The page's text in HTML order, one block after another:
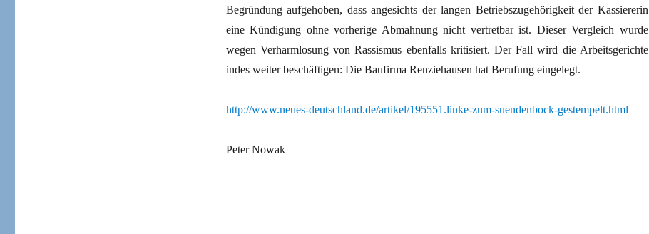
Begründung aufgehoben, dass angesichts der langen Betriebszugehörigkeit der Kassiererin
eine Kündigung ohne vorherige Abmahnung nicht vertretbar ist. Dieser Vergleich wurde
wegen Verharmlosung von Rassismus ebenfalls kritisiert. Der Fall wird die Arbeitsgerichte
indes weiter beschäftigen: Die Baufirma Renziehausen hat Berufung eingelegt.
http://www.neues-deutschland.de/artikel/195551.linke-zum-suendenbock-gestempelt.html
Peter Nowak